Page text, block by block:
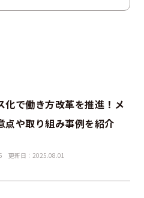
化で働き方改革を推進！メ
点や取り組み事例を紹介
更新日：2025.08.01